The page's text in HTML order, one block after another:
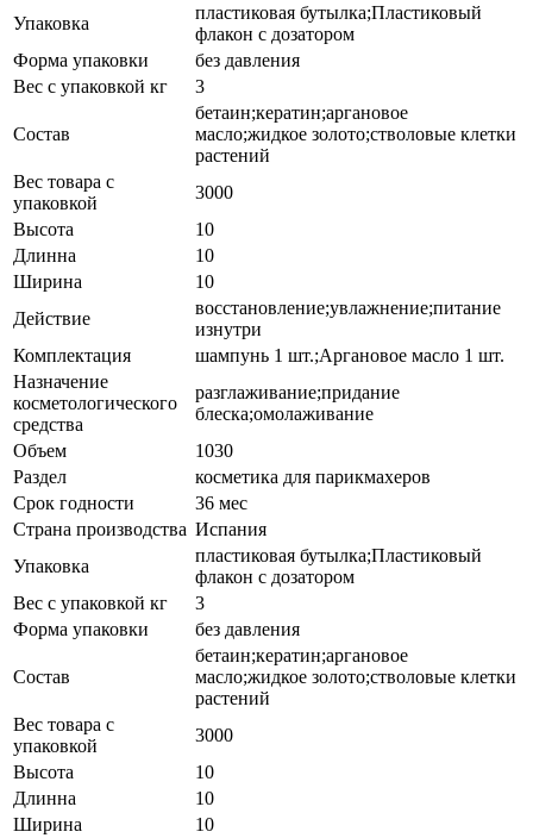
Упаковка
пластиковая бутылка;Пластиковый
флакон с дозатором
Форма упаковки
без давления
Вес с упаковкой кг
3
Состав
бетаин;кератин;аргановое
масло;жидкое золото;стволовые клетки
растений
Вес товара с
упаковкой
3000
Высота
10
Длинна
10
Ширина
10
Действие
восстановление;увлажнение;питание
изнутри
Комплектация
шампунь 1 шт.;Аргановое масло 1 шт.
Назначение
косметологического
средства
разглаживание;придание
блеска;омолаживание
Объем
1030
Раздел
косметика для парикмахеров
Срок годности
36 мес
Страна производства Испания
Упаковка
пластиковая бутылка;Пластиковый
флакон с дозатором
Вес с упаковкой кг
3
Форма упаковки
без давления
Состав
бетаин;кератин;аргановое
масло;жидкое золото;стволовые клетки
растений
Вес товара с
упаковкой
3000
Высота
10
Длинна
10
Ширина
10